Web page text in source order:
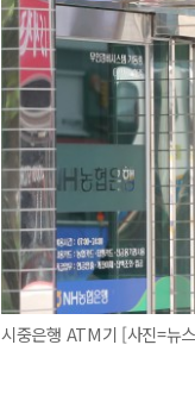
시중은행 ATM기 [사진=뉴